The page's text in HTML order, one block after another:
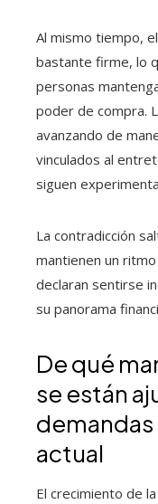
Al mismo tiempo,
bastante firme, lo
personas
poder de compra.
avanzando de
vinculados al
siguen
La contradicción
mantienen un
declaran sentirse
su panorama
De qué
se están
actual
El crecimiento de